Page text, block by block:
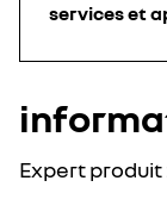
services et
Expert produit